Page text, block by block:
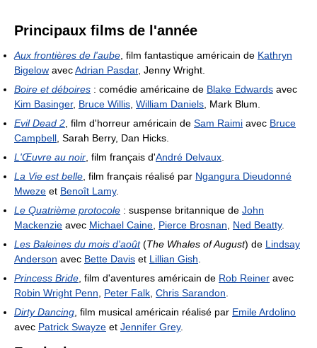
Principaux films de l'année
Aux frontières de l'aube , film fantastique américain de Kathryn
Bigelow avecAdrian Pasdar, Jenny Wright.
Boire et déboires : comédie américaine de Blake Edwards avec
Kim Basinger, Bruce Willis William Daniels , Mark Blum.
Evil Dead 2 , film d'horreur américain de Sam Raimi avec Bruce
Campbell , Sarah Berry, Dan Hicks.
L'Œuvre au noir , film français d'André Delvaux
La Vie est belle , film français réalisé par Ngangura Dieudonné
Mweze et Benoît Lamy.
Le Quatrième protocole : suspense britannique de John
Mackenzie avec Michael Caine Pierce Brosnan Ned Beatty.
Les Baleines du mois d'août(The Whales of August) de Lindsay
Anderson avec Bette Davis et Lillian Gish
Princess Bride , film d'aventures américain de Rob Reiner avec
Robin Wright Penn
Peter Falk Chris Sarandon
Dirty Dancing , film musical américain réalisé par Emile Ardolino
avec Patrick Swayze et Jennifer Grey.